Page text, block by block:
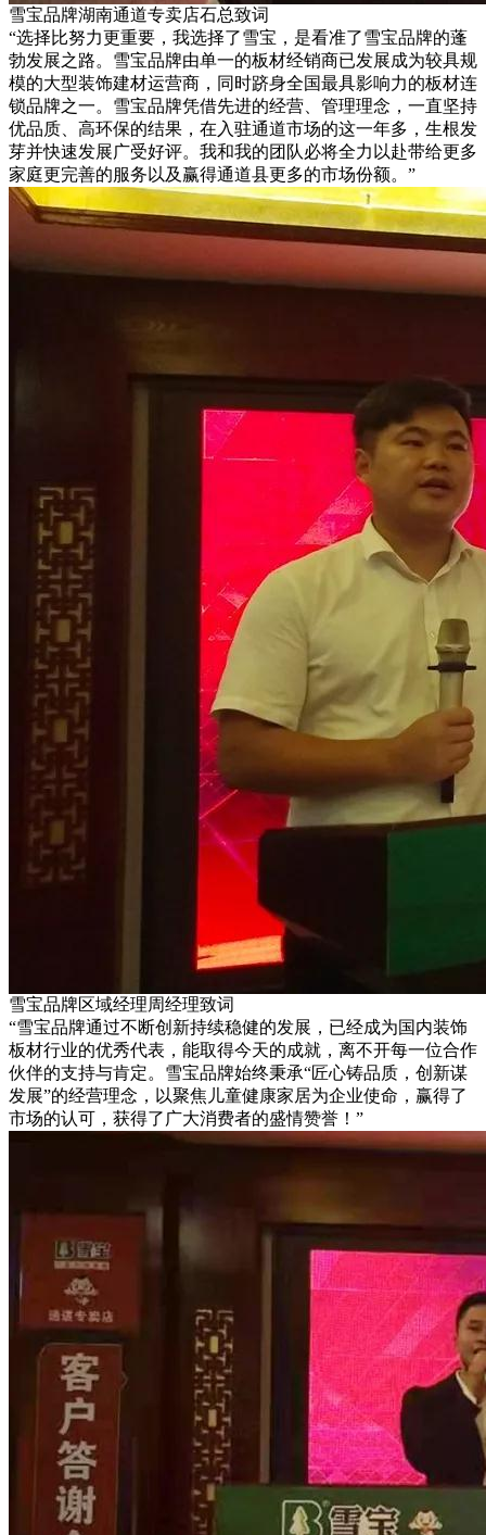
雪宝品牌湖南通道专卖店石总致词
“选择比努力更重要，我选择了雪宝，是看准了雪宝品牌的蓬
勃发展之路。雪宝品牌由单一的板材经销商已发展成为较具规
模的大型装饰建材运营商，同时跻身全国最具影响力的板材连
锁品牌之一。雪宝品牌凭借先进的经营、管理理念，一直坚持
优品质、高环保的结果，在入驻通道市场的这一年多，生根发
芽并快速发展广受好评。我和我的团队必将全力以赴带给更多
家庭更完善的服务以及赢得通道县更多的市场份额。”
雪宝品牌区域经理周经理致词
“雪宝品牌通过不断创新持续稳健的发展，已经成为国内装饰
板材行业的优秀代表，能取得今天的成就，离不开每一位合作
伙伴的支持与肯定。雪宝品牌始终秉承“匠心铸品质，创新谋
发展”的经营理念，以聚焦儿童健康家居为企业使命，赢得了
市场的认可，获得了广大消费者的盛情赞誉！”